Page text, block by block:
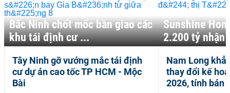
Bắc Ninh chốt mốc bàn giao các
khu tái định cư ...
Tây Ninh gỡ vướng mắc tái định
cư dự án cao tốc TP HCM - Mộc
Bài
23:13 | 27/07/2026
Sunshine
2.200 tỷ nhận
Nam Long
thay đổi kế
2026, tính bán